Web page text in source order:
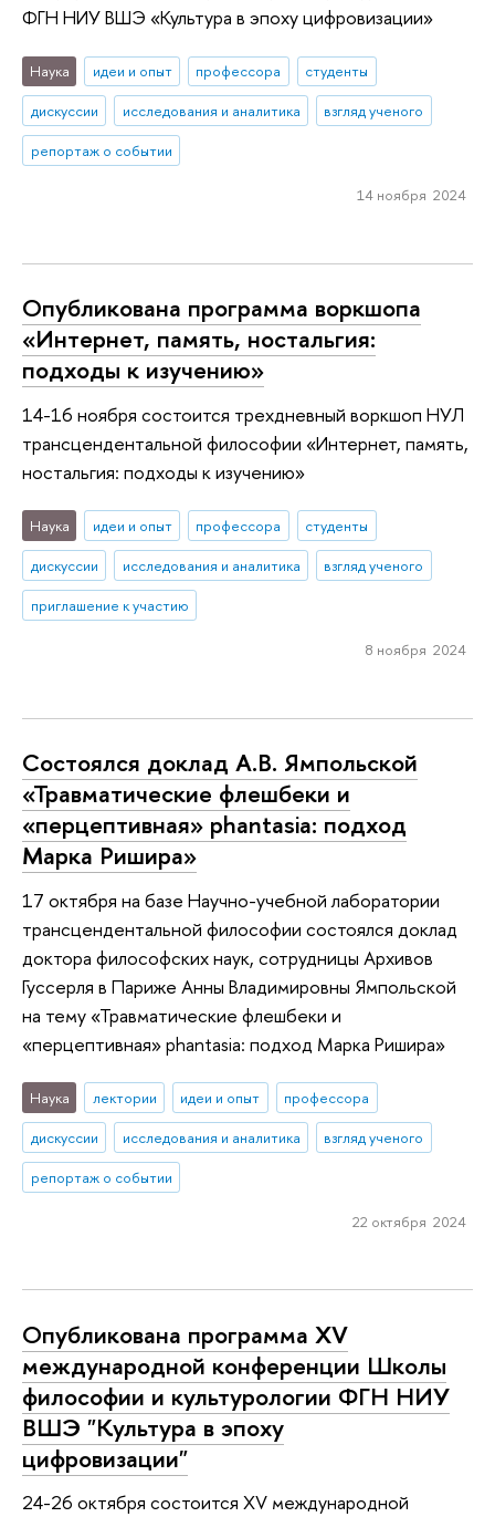
ФГН НИУ ВШЭ «Культура в эпоху цифровизации»
Наука идеи и опыт профессора
студенты
дискуссии
исследования и аналитика
взгляд ученого
репортаж о событии
14 ноября 2024
Опубликована программа воркшопа
«Интернет, память, ностальгия:
подходы к изучению»
14-16 ноября состоится трехдневный воркшоп НУЛ
трансцендентальной философии «Интернет, память,
ностальгия: подходы к изучению»
Наука идеи и опыт профессора
студенты
дискуссии
исследования и аналитика
взгляд ученого
приглашение к участию
8 ноября 2024
Состоялся доклад А.В. Ямпольской
«Травматические флешбеки и
«перцептивная» phantasia: подход
Марка Ришира»
17 октября на базе Научно-учебной лаборатории
трансцендентальной философии состоялся доклад
доктора философских наук, сотрудницы Архивов
Гуссерля в Париже Анны Владимировны Ямпольской
на тему «Травматические флешбеки и
«перцептивная» phantasia: подход Марка Ришира»
Наука лектории идеи и опыт
профессора
дискуссии
исследования и аналитика
взгляд ученого
репортаж о событии
22 октября 2024
Опубликована программа XV
международной конференции Школы
философии и культурологии ФГН НИУ
ВШЭ "Культура в эпоху
цифровизации"
24-26 октября состоится XV международной